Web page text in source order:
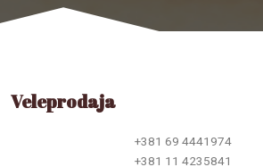
Veleprodaja
+381 69 4441974
+381 11 4235841